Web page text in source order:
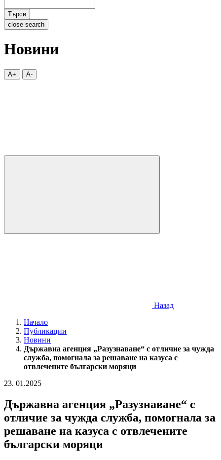
Търси
close search
Новини
A+ A-
Назад
Начало
Публикации
Новини
Държавна агенция „Разузнаване“ с отличие за чужда
служба, помогнала за решаване на казуса с
отвлечените български моряци
23. 01.2025
Държавна агенция „Разузнаване“ с
отличие за чужда служба, помогнала за
решаване на казуса с отвлечените
български моряци